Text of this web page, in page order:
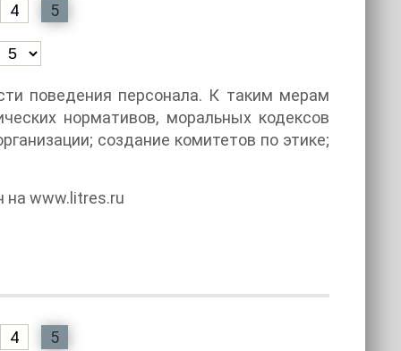
4 5
поведения персонала. К таким мерам
нормативов, моральных кодексов
создание комитетов по этике;
доступен на www.litres.ru
4 5